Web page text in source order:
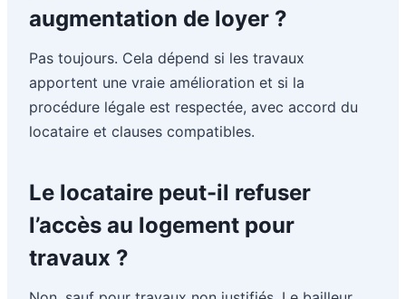
augmentation de loyer ?
Pas toujours. Cela dépend si les travaux
apportent une vraie amélioration et si la
procédure légale est respectée, avec accord du
locataire et clauses compatibles.
Le locataire peut-il refuser
l’accès au logement pour
travaux ?